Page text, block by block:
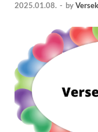
2025.01.08. - by